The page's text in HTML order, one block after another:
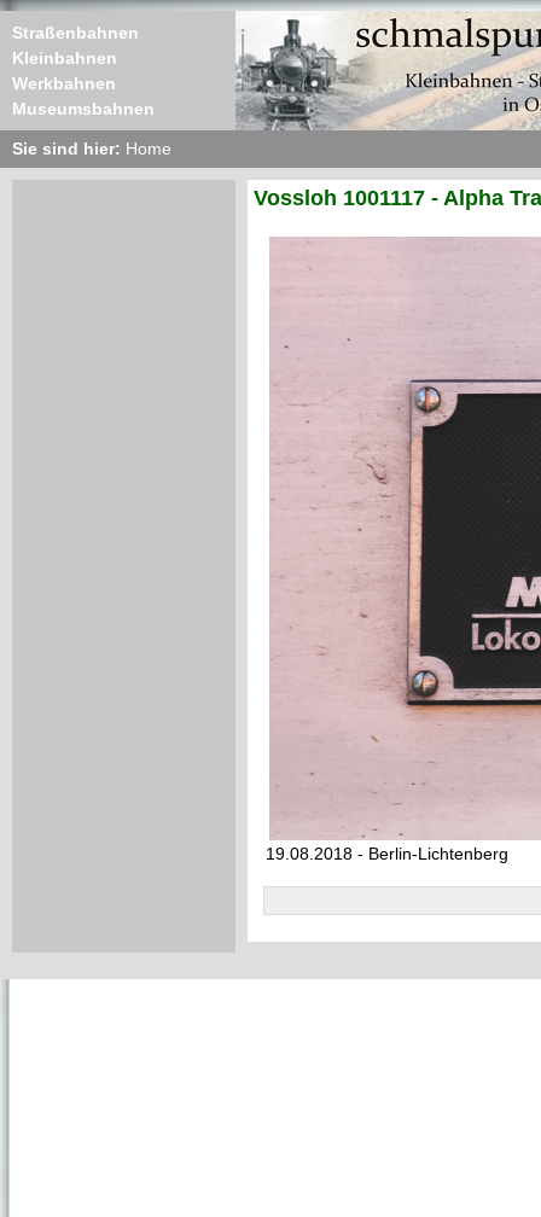
Straßenbahnen
Kleinbahnen
Werkbahnen
Museumsbahnen
Sie sind hier: Home
Vossloh 1001117 - Alpha
19.08.2018 - Berlin-Lichtenberg